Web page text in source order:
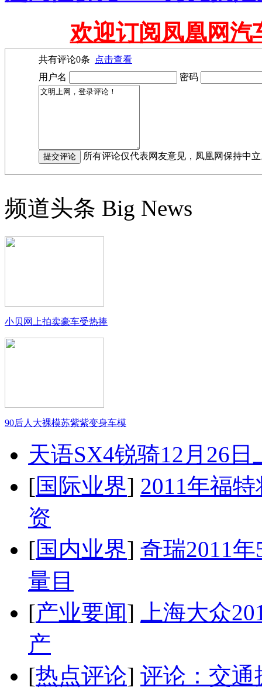
欢迎订阅凤凰网汽
共有评论0条
点击查看
用户名
密码
所有评论仅代表网友意见，凤凰网保持中
频道头条 Big News
小贝网上拍卖豪车受热捧
90后人大裸模苏紫紫变身车模
天语SX4锐骑12月26
[国际业界] 2011年福
资
[国内业界] 奇瑞2011
量目
[产业要闻]
上海大众
产
[热点评论] 评论：交通